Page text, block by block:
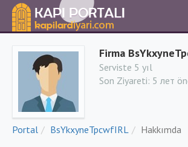
Firma
Serviste 5 yıl
Son Ziyareti: 5 лет
Portal BsYkxyneTpcwfIRL Hakkımda